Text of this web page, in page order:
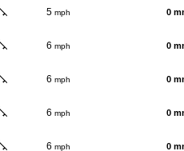
5 mph 0
6 mph 0
6 mph 0
6 mph 0
6 mph 0